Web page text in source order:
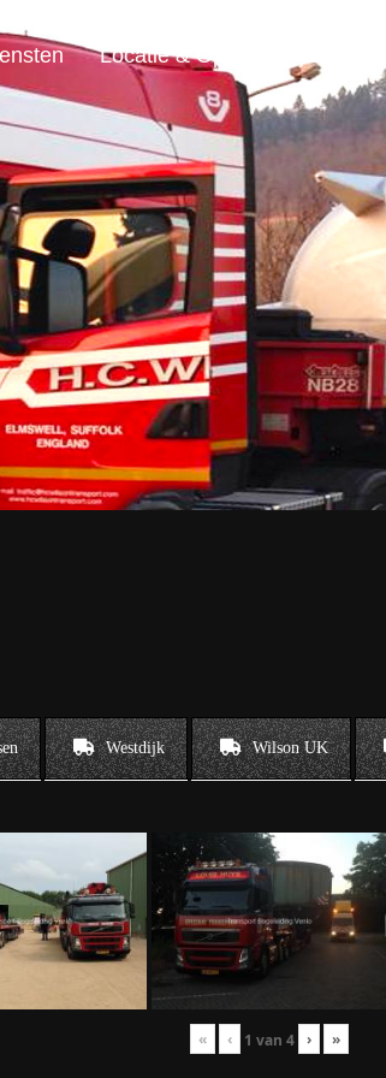
Locatie & Openingstijden
Westdijk Wilson UK
« ‹ 1 van 4 › »